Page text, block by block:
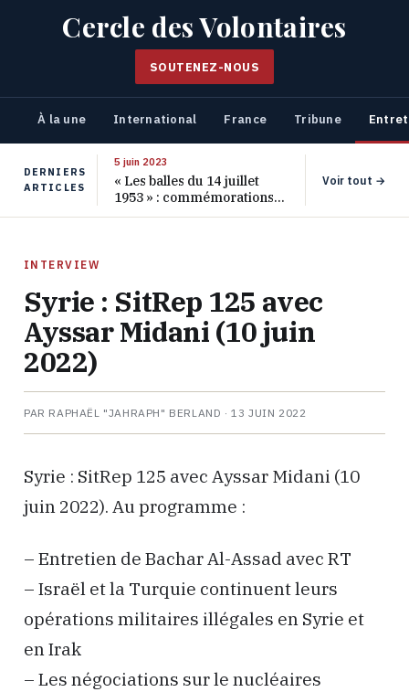
Cercle des Volontaires
SOUTENEZ-NOUS
À la une International France Tribune
DERNIERS
ARTICLES
5 juin 2023
« Les balles du 14 juillet
1953 » : commémorations
pour les 70 ans de ce
Voir tout →
INTERVIEW
Syrie : SitRep 125 avec
Ayssar Midani (10 juin
2022)
PAR RAPHAËL "JAHRAPH" BERLAND ·13 JUIN 2022
Syrie : SitRep 125 avec Ayssar Midani (10
juin 2022). Au programme :
– Entretien de Bachar Al-Assad avec RT
– Israël et la Turquie continuent leurs
opérations militaires illégales en Syrie et
en Irak
– Les négociations sur le nucléaires